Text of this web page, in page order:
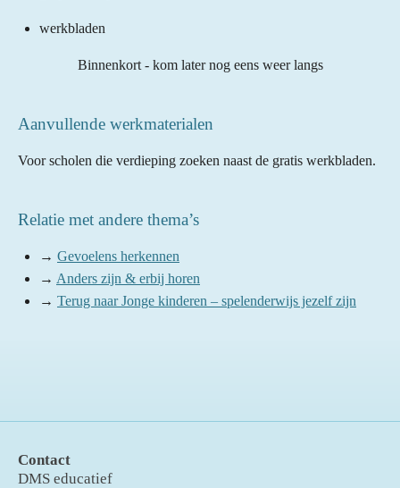
werkbladen
Binnenkort - kom later nog eens weer langs
Aanvullende werkmaterialen
Voor scholen die verdieping zoeken naast de gratis werkbladen.
Relatie met andere thema’s
→ Gevoelens herkennen
→ Anders zijn & erbij horen
→ Terug naar Jonge kinderen – spelenderwijs jezelf zijn
Contact
DMS educatief